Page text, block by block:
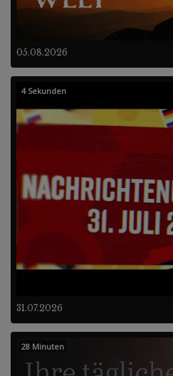
05.08.2026
31.07.2026
4 Sekunden
28 Minuten